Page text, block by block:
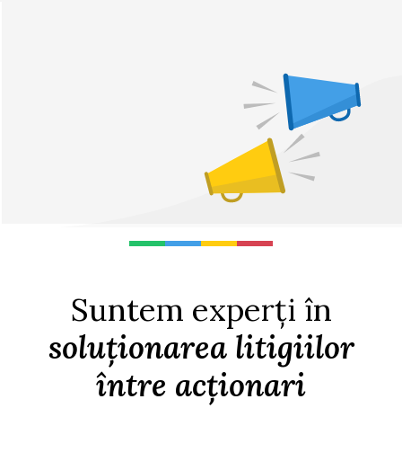
Suntem experți în
soluționarea litigiilor
între acționari